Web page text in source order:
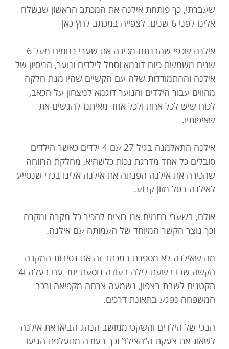
שעברתי, כך פותחת אילנה את המכתב הראשון שנשלח
אלינו לפני 6 שנים. לצפייה במכתב לחץ כאן
אילנה שכפי שהבנתם מכירה את שערי רחמים מעל 6
שנים משמשת כיום דוגמא וסמל לילדים ונוער, הניסיון של
אילנה וההתמודדות שלה עם הקשיים שהיו מנת חלקה
מהווים עבור הילדים והנוער דוגמא לניצחון על הכאב,
לכוח שיש לכל אחת ולכל אחד מאיתנו להגשים את
שאיפותיו.
אילנה התאלמנה בגיל 27 עם 4 ילדים כאשר הילדים
סובלים כל אחד מדרגת נכות כלשהיא, מחלקת הרווחה
שהכירה את אילנה הפנתה את אילנה אלינו בכדי שנסייע
לאילנה בסל מזון קבוע.
אולם, בשערי רחמים אנו רוצים להכיר כל מקרה ומקרה
וכך נוצר הקשר המיוחד של העמותה עם אילנה.
מה שאילנה לא מספרת במכתב זה את נסיבות המקרה
הקשה שבו בשעת לילה בעודה נוסעת יחד עם בעלה ו4
הקטנים לשבת בצפון, נשמעה צרחה מקפיאה ורכב
המשפחה נפגע בתאונת דרכים.
הבכי של הילדים והשקט ממושב הנהג הביאו את אילנה
לשאוג את צעקת ה”הצילו” וכך בעודה מתעלפת הגיעו